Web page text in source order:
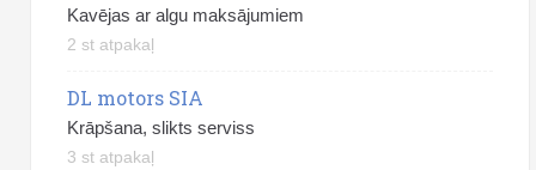
Kavējas ar algu maksājumiem
2 st atpakaļ
DL motors SIA
Krāpšana, slikts serviss
3 st atpakaļ